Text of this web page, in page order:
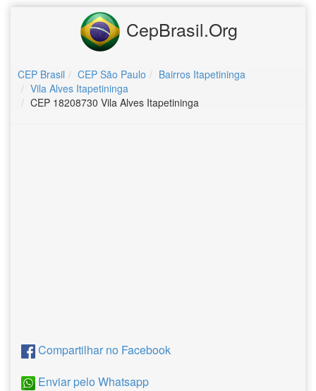
CepBrasil.Org
CEP Brasil CEP São Paulo
Bairros Itapetininga
Vila Alves Itapetininga
CEP 18208730 Vila Alves Itapetininga
Compartilhar no Facebook
Enviar pelo Whatsapp